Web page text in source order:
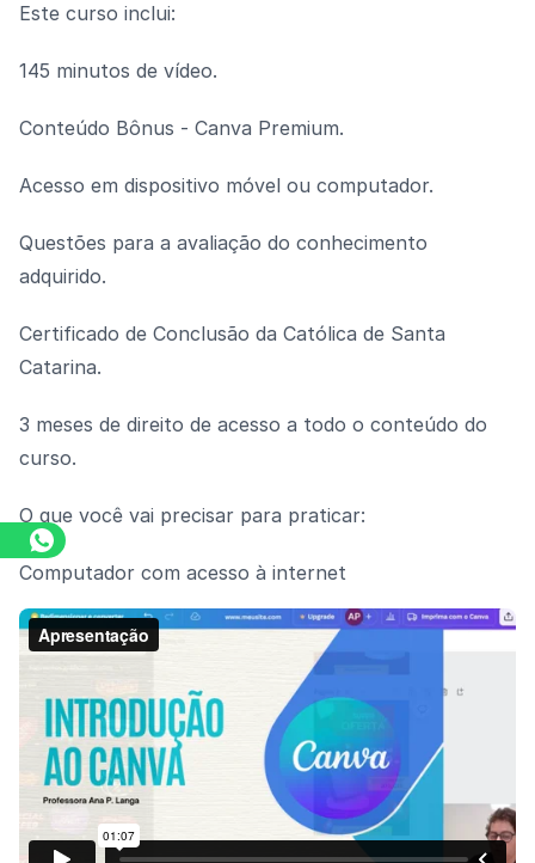
Este curso inclui:
145 minutos de vídeo.
Conteúdo Bônus - Canva Premium.
Acesso em dispositivo móvel ou computador.
Questões para a avaliação do conhecimento
adquirido.
Certificado de Conclusão da Católica de Santa
Catarina.
3 meses de direito de acesso a todo o conteúdo do
curso.
O que você vai precisar para praticar:
Computador com acesso à internet
Assista o vídeo